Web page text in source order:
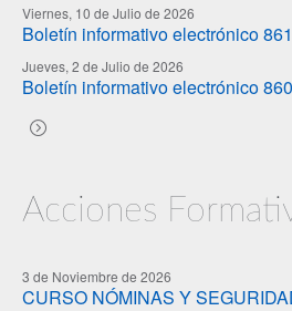
Viernes, 10 de Julio de 2026
Boletín informativo electrónico 861
Jueves, 2 de Julio de 2026
Boletín informativo electrónico 860
Acciones
3 de Noviembre de 2026
CURSO NÓMINAS Y